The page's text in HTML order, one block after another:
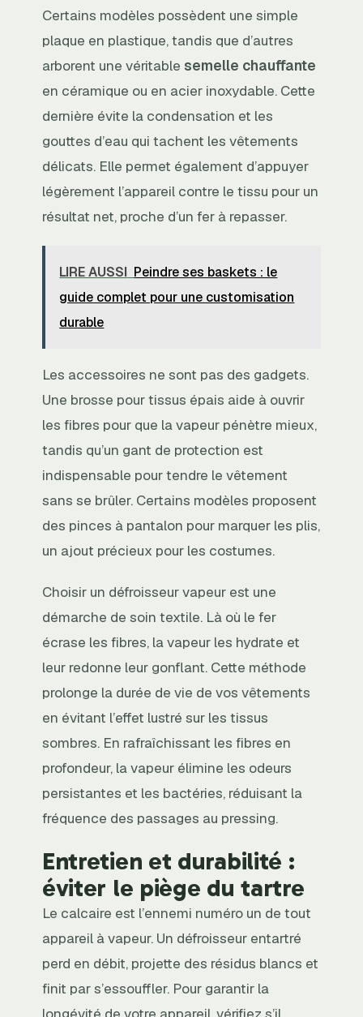
Certains modèles possèdent une simple
plaque en plastique, tandis que d’autres
arborent une véritable semelle chauffante
en céramique ou en acier inoxydable. Cette
dernière évite la condensation et les
gouttes d’eau qui tachent les vêtements
délicats. Elle permet également d’appuyer
légèrement l’appareil contre le tissu pour un
résultat net, proche d’un fer à repasser.
LIRE AUSSI Peindre ses baskets : le
guide complet pour une customisation
durable
Les accessoires ne sont pas des gadgets.
Une brosse pour tissus épais aide à ouvrir
les fibres pour que la vapeur pénètre mieux,
tandis qu’un gant de protection est
indispensable pour tendre le vêtement
sans se brûler. Certains modèles proposent
des pinces à pantalon pour marquer les plis,
un ajout précieux pour les costumes.
Choisir un défroisseur vapeur est une
démarche de soin textile. Là où le fer
écrase les fibres, la vapeur les hydrate et
leur redonne leur gonflant. Cette méthode
prolonge la durée de vie de vos vêtements
en évitant l’effet lustré sur les tissus
sombres. En rafraîchissant les fibres en
profondeur, la vapeur élimine les odeurs
persistantes et les bactéries, réduisant la
fréquence des passages au pressing.
Entretien et durabilité :
éviter le piège du tartre
Le calcaire est l’ennemi numéro un de tout
appareil à vapeur. Un défroisseur entartré
perd en débit, projette des résidus blancs et
finit par s’essouffler. Pour garantir la